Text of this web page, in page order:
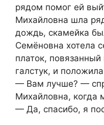
рядом помог ей
Михайловна шла
дождь, скамейка
Семёновна хотела
платок,
галстук, и
— Вам лучше? —
Михайловна, когда
— Да, спасибо, я